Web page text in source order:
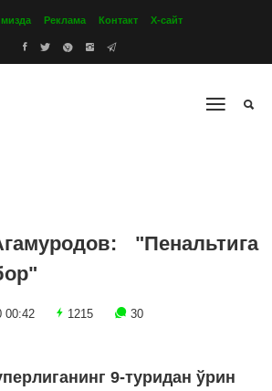
Реклама Контакт Х-сайт
"Пенальтига
00:42 1215 30
9-туридан ўрин